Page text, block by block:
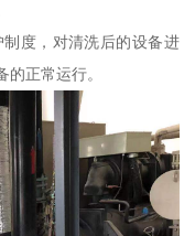
度，对清洗后的设备进
正常运行。